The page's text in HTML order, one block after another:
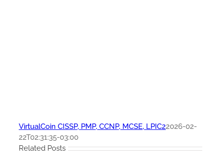
VirtualCoin CISSP, PMP, CCNP, MCSE, LPIC22026-02-
22T02:31:35-03:00
Related Posts